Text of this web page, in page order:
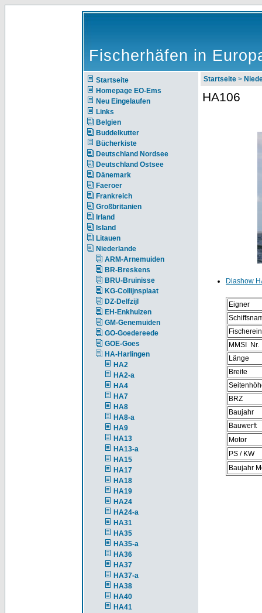
Fischerhäfen in
Startseite
Homepage EO-Ems
Neu Eingelaufen
Links
Belgien
Buddelkutter
Bücherkiste
Deutschland Nordsee
Deutschland Ostsee
Dänemark
Faeroer
Frankreich
Großbritanien
Irland
Island
Litauen
Niederlande
ARM-Arnemuiden
BR-Breskens
BRU-Bruinisse
KG-Collijnsplaat
DZ-Delfzijl
EH-Enkhuizen
GM-Genemuiden
GO-Goedereede
GOE-Goes
HA-Harlingen
HA2
HA2-a
HA4
HA7
HA8
HA8-a
HA9
HA13
HA13-a
HA15
HA17
HA18
HA19
HA24
HA24-a
HA31
HA35
HA35-a
HA36
HA37
HA37-a
HA38
HA40
HA41
Startseite >
HA106
Diashow
Eigner
MMSI Nr.
Länge
Breite
BRZ
Baujahr
Bauwerft
Motor
PS / KW
Baujahr